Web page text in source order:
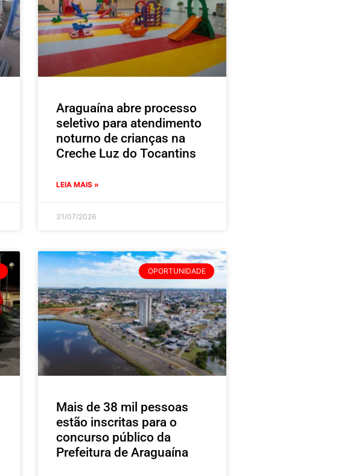
Araguaína abre processo
seletivo para atendimento
noturno de crianças na
Creche Luz do Tocantins
LEIA MAIS »
31/07/2026
OPORTUNIDADE
Mais de 38 mil pessoas
estão inscritas para o
concurso público da
Prefeitura de Araguaína